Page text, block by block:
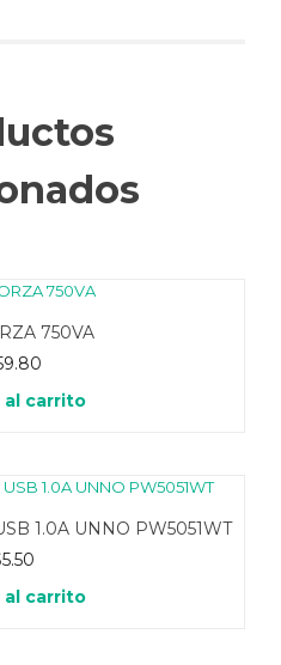
750VA
al carrito
1.0A UNNO PW5051WT
5.50
al carrito